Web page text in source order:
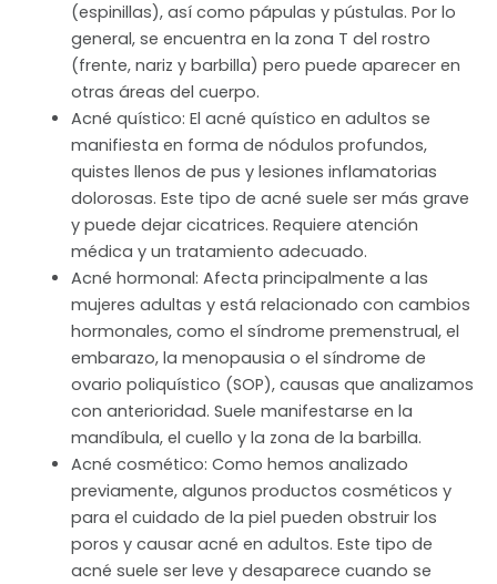
(espinillas), así como pápulas y pústulas. Por lo
general, se encuentra en la zona T del rostro
(frente, nariz y barbilla) pero puede aparecer en
otras áreas del cuerpo.
Acné quístico: El acné quístico en adultos se
manifiesta en forma de nódulos profundos,
quistes llenos de pus y lesiones inflamatorias
dolorosas. Este tipo de acné suele ser más grave
y puede dejar cicatrices. Requiere atención
médica y un tratamiento adecuado.
Acné hormonal: Afecta principalmente a las
mujeres adultas y está relacionado con cambios
hormonales, como el síndrome premenstrual, el
embarazo, la menopausia o el síndrome de
ovario poliquístico (SOP), causas que analizamos
con anterioridad. Suele manifestarse en la
mandíbula, el cuello y la zona de la barbilla.
Acné cosmético: Como hemos analizado
previamente, algunos productos cosméticos y
para el cuidado de la piel pueden obstruir los
poros y causar acné en adultos. Este tipo de
acné suele ser leve y desaparece cuando se